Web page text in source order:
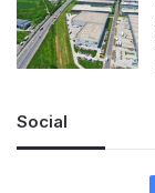
Social